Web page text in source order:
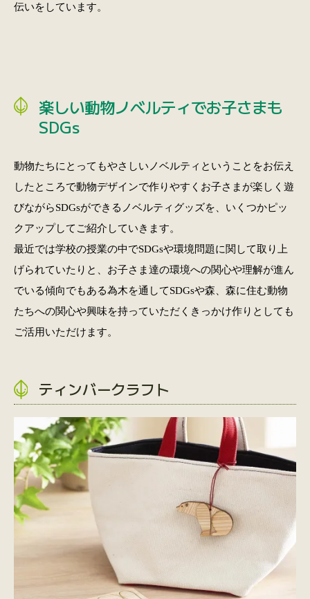
伝いをしています。
楽しい動物ノベルティでお子さまも
SDGs
動物たちにとってもやさしいノベルティということをお伝え
したところで動物デザインで作りやすくお子さまが楽しく遊
びながらSDGsができるノベルティグッズを、いくつかピッ
クアップしてご紹介していきます。
最近では学校の授業の中でSDGsや環境問題に関して取り上
げられていたりと、お子さま達の環境への関心や理解が進ん
でいる傾向でもある為木を通してSDGsや森、森に住む動物
たちへの関心や興味を持っていただくきっかけ作りとしても
ご活用いただけます。
ティンバークラフト